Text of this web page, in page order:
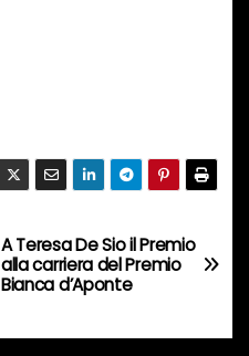
A Teresa De Sio il Premio
alla carriera del Premio
Bianca d’Aponte